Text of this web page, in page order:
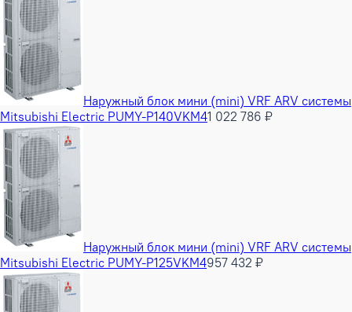
Наружный блок мини (mini) VRF ARV системы
Mitsubishi Electric PUMY-P140VKM41 022 786 ₽
Наружный блок мини (mini) VRF ARV системы
Mitsubishi Electric PUMY-P125VKM4957 432 ₽